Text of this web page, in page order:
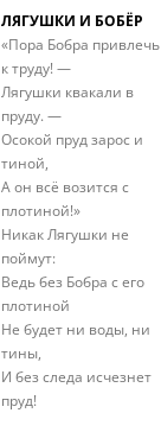
ЛЯГУШКИ И БОБЁР
«Пора Бобра привлечь
к труду! —
Лягушки квакали в
пруду. —
Осокой пруд зарос и
тиной,
А он всё возится с
плотиной!»
Никак Лягушки не
поймут:
Ведь без Бобра с его
плотиной
Не будет ни воды, ни
тины,
И без следа исчезнет
пруд!